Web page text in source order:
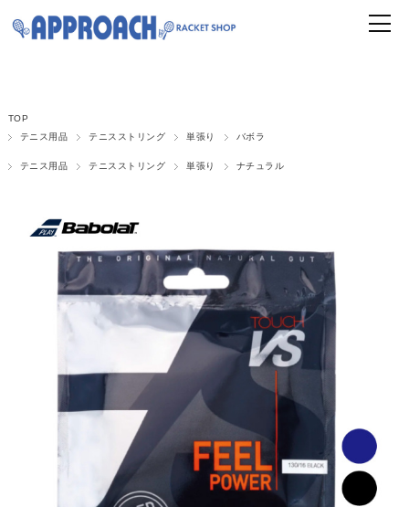
TOP
テニス用品
テニスストリング 単張り バボラ
テニス用品 テニスストリング 単張り ナチュラル